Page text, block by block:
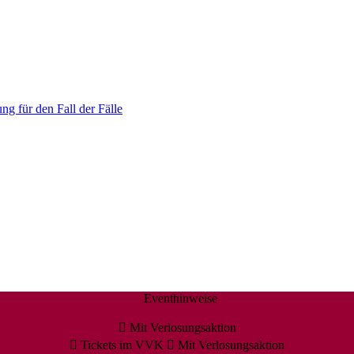
für den Fall der Fälle
Eventhinweise
Mit Verlosungsaktion
Tickets im VVK
Mit Verlosungsaktion